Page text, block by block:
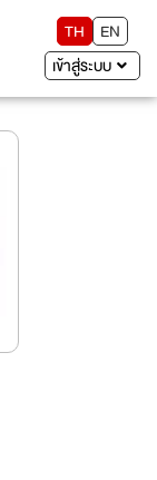
TH
EN
เข้าสู่ระบบ